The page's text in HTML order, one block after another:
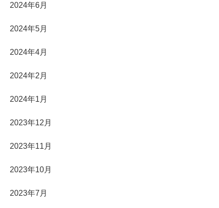
2024年6月
2024年5月
2024年4月
2024年2月
2024年1月
2023年12月
2023年11月
2023年10月
2023年7月